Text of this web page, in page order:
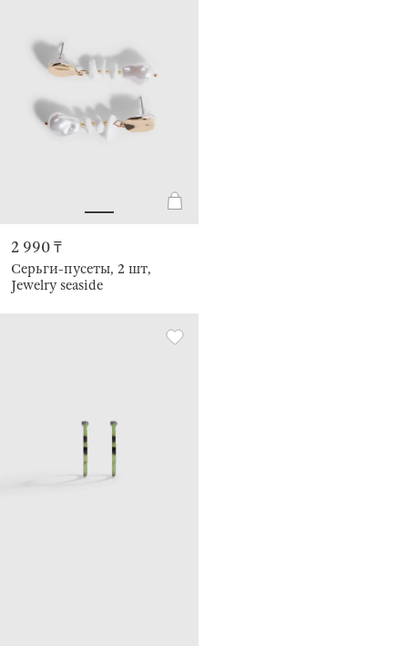
2 990 ₸
Серьги-пусеты, 2 шт,
Jewelry seaside